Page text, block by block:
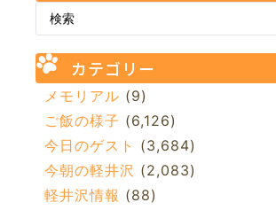
カテゴリー
メモリアル (9)
ご飯の様子 (6,126)
今日のゲスト (3,684)
今朝の軽井沢 (2,083)
軽井沢情報 (88)